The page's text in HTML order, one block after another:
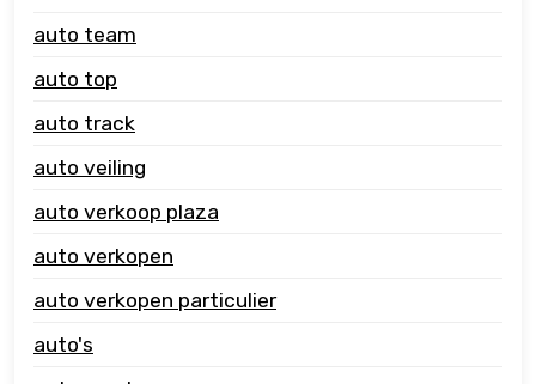
auto team
auto top
auto track
auto veiling
auto verkoop plaza
auto verkopen
auto verkopen particulier
auto's